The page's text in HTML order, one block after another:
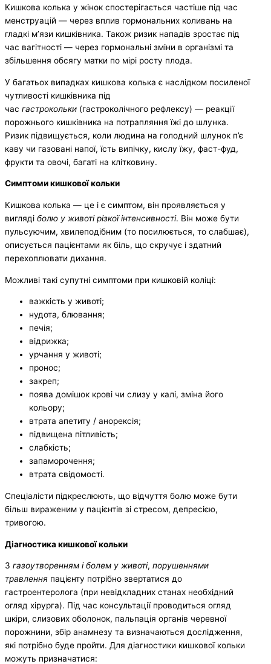
Кишкова колька у жінок спостерігається частіше під час
менструацій — через вплив гормональних коливань на
гладкі м’язи кишківника. Також ризик нападів зростає під
час вагітності — через гормональні зміни в організмі та
збільшення обсягу матки по мірі росту плода.
У багатьох випадках кишкова колька є наслідком посиленої
чутливості кишківника під
час гастрокольки (гастроколічного рефлексу) — реакції
порожнього кишківника на потрапляння їжі до шлунка.
Ризик підвищується, коли людина на голодний шлунок п’є
каву чи газовані напої, їсть випічку, кислу їжу, фаст-фуд,
фрукти та овочі, багаті на клітковину.
Симптоми кишкової кольки
Кишкова колька — це і є симптом, він проявляється у
вигляді болю у животі різкої інтенсивності. Він може бути
пульсуючим, хвилеподібним (то посилюється, то слабшає),
описується пацієнтами як біль, що скручує і здатний
перехоплювати дихання.
Можливі такі супутні симптоми при кишковій коліці:
важкість у животі;
нудота, блювання;
печія;
відрижка;
урчання у животі;
пронос;
закреп;
поява домішок крові чи слизу у калі, зміна його
кольору;
втрата апетиту / анорексія;
підвищена пітливість;
слабкість;
запаморочення;
втрата свідомості.
Спеціалісти підкреслюють, що відчуття болю може бути
більш вираженим у пацієнтів зі стресом, депресією,
тривогою.
Діагностика кишкової кольки
З газоутворенням і болем у животі, порушеннями
травлення пацієнту потрібно звертатися до
гастроентеролога (при невідкладних станах необхідний
огляд хірурга). Під час консультації проводиться огляд
шкіри, слизових оболонок, пальпація органів черевної
порожнини, збір анамнезу та визначаються дослідження,
які потрібно буде пройти. Для діагностики кишкової кольки
можуть призначатися: